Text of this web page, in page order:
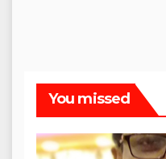
You missed